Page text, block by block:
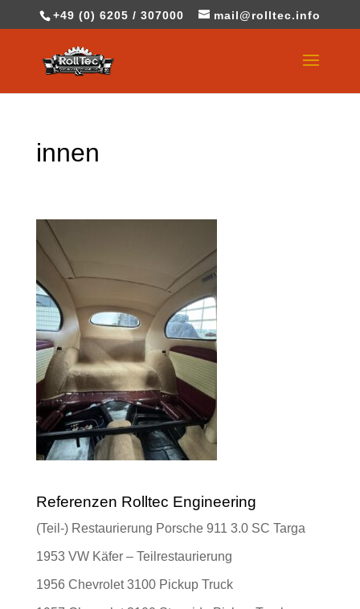
+49 (0) 6205 / 307000 mail@rolltec.info
innen
Referenzen Rolltec Engineering
(Teil-) Restaurierung Porsche 911 3.0 SC Targa
1953 VW Käfer – Teilrestaurierung
1956 Chevrolet 3100 Pickup Truck